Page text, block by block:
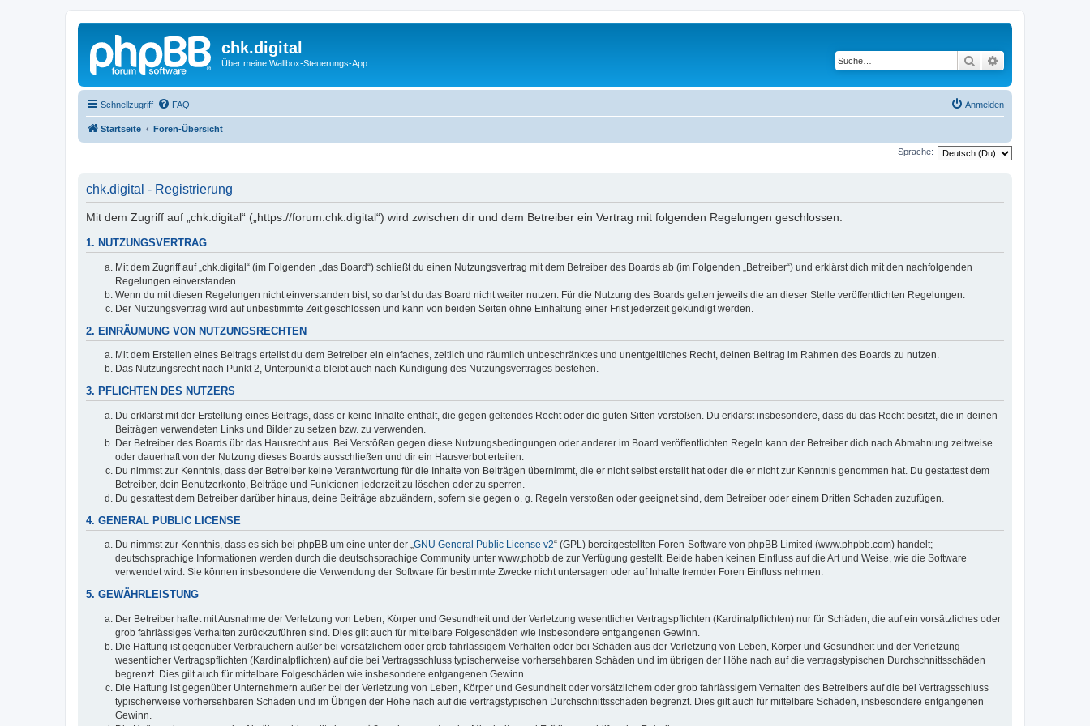
chk.digital
Über meine Wallbox-Steuerungs-App Suche
Schnellzugriff FAQ Anmelden
Startseite Foren-Übersicht
Sprache:
chk.digital - Registrierung
Mit dem Zugriff auf „chk.digital“ („https://forum.chk.digital“) wird zwischen dir und dem Betreiber ein Vertrag mit folgenden Regelungen geschlossen:
1. NUTZUNGSVERTRAG
Mit dem Zugriff auf „chk.digital“ (im Folgenden „das Board“) schließt du einen Nutzungsvertrag mit dem Betreiber des Boards ab (im Folgenden „Betreiber“) und erklärst dich mit den nachfolgenden
Regelungen einverstanden.
Wenn du mit diesen Regelungen nicht einverstanden bist, so darfst du das Board nicht weiter nutzen. Für die Nutzung des Boards gelten jeweils die an dieser Stelle veröffentlichten Regelungen.
Der Nutzungsvertrag wird auf unbestimmte Zeit geschlossen und kann von beiden Seiten ohne Einhaltung einer Frist jederzeit gekündigt werden.
2. EINRÄUMUNG VON NUTZUNGSRECHTEN
Mit dem Erstellen eines Beitrags erteilst du dem Betreiber ein einfaches, zeitlich und räumlich unbeschränktes und unentgeltliches Recht, deinen Beitrag im Rahmen des Boards zu nutzen.
Das Nutzungsrecht nach Punkt 2, Unterpunkt a bleibt auch nach Kündigung des Nutzungsvertrages bestehen.
3. PFLICHTEN DES NUTZERS
Du erklärst mit der Erstellung eines Beitrags, dass er keine Inhalte enthält, die gegen geltendes Recht oder die guten Sitten verstoßen. Du erklärst insbesondere, dass du das Recht besitzt, die in deinen
Beiträgen verwendeten Links und Bilder zu setzen bzw. zu verwenden.
Der Betreiber des Boards übt das Hausrecht aus. Bei Verstößen gegen diese Nutzungsbedingungen oder anderer im Board veröffentlichten Regeln kann der Betreiber dich nach Abmahnung zeitweise
oder dauerhaft von der Nutzung dieses Boards ausschließen und dir ein Hausverbot erteilen.
Du nimmst zur Kenntnis, dass der Betreiber keine Verantwortung für die Inhalte von Beiträgen übernimmt, die er nicht selbst erstellt hat oder die er nicht zur Kenntnis genommen hat. Du gestattest dem
Betreiber, dein Benutzerkonto, Beiträge und Funktionen jederzeit zu löschen oder zu sperren.
Du gestattest dem Betreiber darüber hinaus, deine Beiträge abzuändern, sofern sie gegen o. g. Regeln verstoßen oder geeignet sind, dem Betreiber oder einem Dritten Schaden zuzufügen.
4. GENERAL PUBLIC LICENSE
Du nimmst zur Kenntnis, dass es sich bei phpBB um eine unter der „GNU General Public License v2“ (GPL) bereitgestellten Foren-Software von phpBB Limited (www.phpbb.com) handelt;
deutschsprachige Informationen werden durch die deutschsprachige Community unter www.phpbb.de zur Verfügung gestellt. Beide haben keinen Einfluss auf die Art und Weise, wie die Software
verwendet wird. Sie können insbesondere die Verwendung der Software für bestimmte Zwecke nicht untersagen oder auf Inhalte fremder Foren Einfluss nehmen.
5. GEWÄHRLEISTUNG
Der Betreiber haftet mit Ausnahme der Verletzung von Leben, Körper und Gesundheit und der Verletzung wesentlicher Vertragspflichten (Kardinalpflichten) nur für Schäden, die auf ein vorsätzliches oder
grob fahrlässiges Verhalten zurückzuführen sind. Dies gilt auch für mittelbare Folgeschäden wie insbesondere entgangenen Gewinn.
Die Haftung ist gegenüber Verbrauchern außer bei vorsätzlichem oder grob fahrlässigem Verhalten oder bei Schäden aus der Verletzung von Leben, Körper und Gesundheit und der Verletzung
wesentlicher Vertragspflichten (Kardinalpflichten) auf die bei Vertragsschluss typischerweise vorhersehbaren Schäden und im übrigen der Höhe nach auf die vertragstypischen Durchschnittsschäden
begrenzt. Dies gilt auch für mittelbare Folgeschäden wie insbesondere entgangenen Gewinn.
Die Haftung ist gegenüber Unternehmern außer bei der Verletzung von Leben, Körper und Gesundheit oder vorsätzlichem oder grob fahrlässigem Verhalten des Betreibers auf die bei Vertragsschluss
typischerweise vorhersehbaren Schäden und im Übrigen der Höhe nach auf die vertragstypischen Durchschnittsschäden begrenzt. Dies gilt auch für mittelbare Schäden, insbesondere entgangenen
Gewinn.